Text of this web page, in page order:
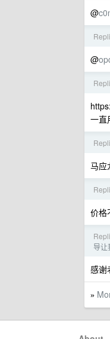
@
@
一直
马应
价格
导让
感谢
»